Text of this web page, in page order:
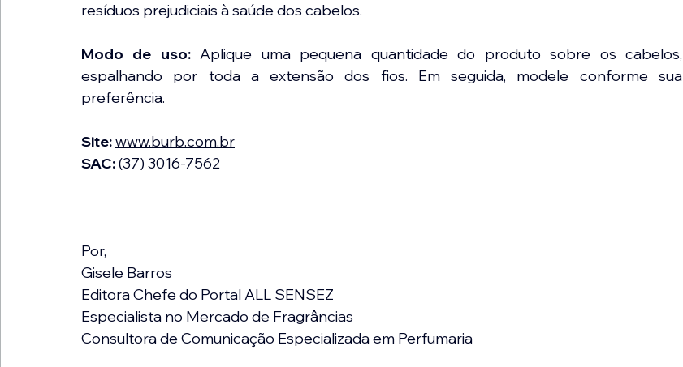
resíduos prejudiciais à saúde dos cabelos.
Modo de uso: Aplique uma pequena quantidade do produto sobre os cabelos,
espalhando por toda a extensão dos fios. Em seguida, modele conforme sua
preferência.
Site:www.burb.com.br
SAC: (37) 3016-7562
Por,
Gisele Barros
Editora Chefe do Portal ALL SENSEZ
Especialista no Mercado de Fragrâncias
Consultora de Comunicação Especializada em Perfumaria